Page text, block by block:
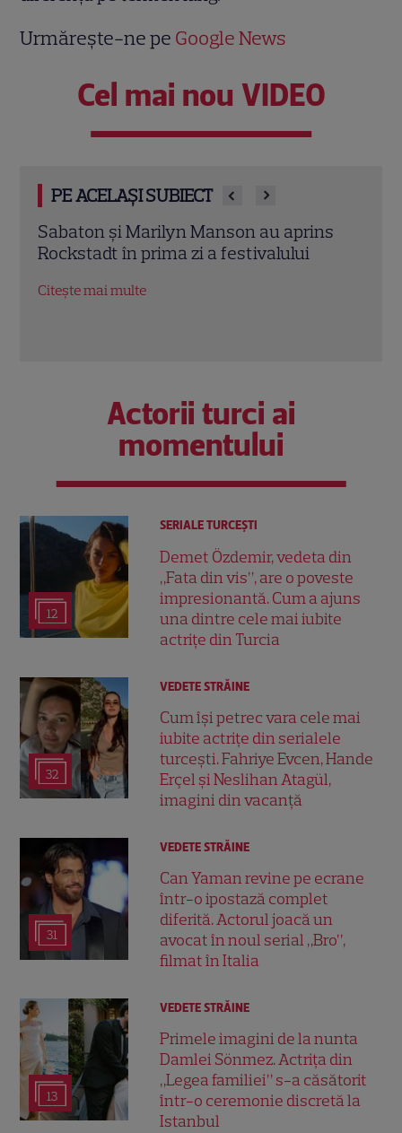
Urmărește-ne pe Google News
Cel mai nou VIDEO
PE ACELAȘI SUBIECT
De ce să citești “Soți și amanți”? O
poveste despre iubiri imposibile și
Actorii turci ai
momentului
12
SERIALE TURCEŞTI
Demet Özdemir, vedeta din
„Fata din vis”, are o poveste
impresionantă. Cum a ajuns
una dintre cele mai iubite
actrițe din Turcia
32
VEDETE STRĂINE
Cum își petrec vara cele mai
iubite actrițe din serialele
turcești. Fahriye Evcen, Hande
Erçel și Neslihan Atagül,
imagini din vacanță
31
VEDETE STRĂINE
Can Yaman revine pe ecrane
într-o ipostază complet
diferită. Actorul joacă un
avocat în noul serial „Bro”,
filmat în Italia
13
VEDETE STRĂINE
Primele imagini de la nunta
Damlei Sönmez. Actrița din
„Legea familiei” s-a căsătorit
într-o ceremonie discretă la
Istanbul